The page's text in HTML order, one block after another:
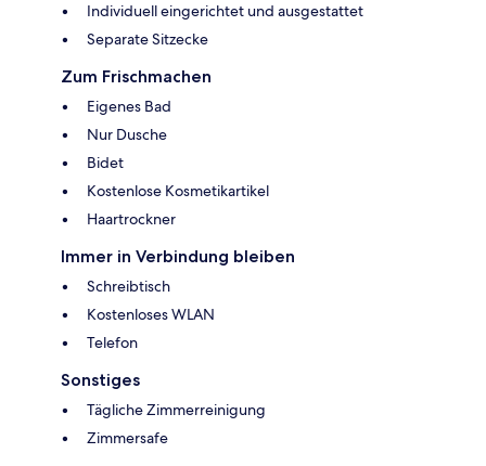
Individuell eingerichtet und ausgestattet
Separate Sitzecke
Zum Frischmachen
Eigenes Bad
Nur Dusche
Bidet
Kostenlose Kosmetikartikel
Haartrockner
Immer in Verbindung bleiben
Schreibtisch
Kostenloses WLAN
Telefon
Sonstiges
Tägliche Zimmerreinigung
Zimmersafe